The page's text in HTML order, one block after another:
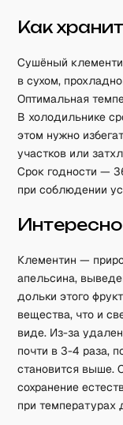
Как
Сушёный
в сухом,
Оптимальная
В холодильнике
этом нужно
участков или
Срок годности —
при соблюдении
Клементин —
апельсина,
дольки этого
вещества, что и
виде. Из-за
почти в 3-4 раза,
становится выше.
сохранение
при температурах